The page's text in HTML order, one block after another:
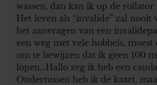
wassen, dan kan ik op de rollator
Het leven als “invalide” zal nooit
het aanvragen van een
een weg met vele hobbels,
om te bewijzen dat ik geen 100
lopen…Hallo zeg ik heb een
Ondertussen heb ik de kaart,